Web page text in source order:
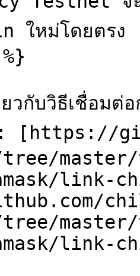
ใหม่โดยตรง
ยวกับวิธีเชื่อม
นี้: [https://
tree/
link-
tree/
link-